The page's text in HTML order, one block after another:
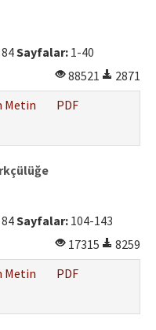
Sayfalar: 1-40
88521
2871
Metin
PDF
Sayfalar: 104-143
17315
8259
Metin
PDF